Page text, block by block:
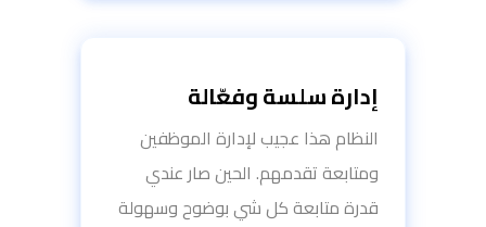
إدارة سلسة وفعّالة
النظام هذا عجيب لإدارة الموظفين
ومتابعة تقدمهم. الحين صار عندي
قدرة متابعة كل شي بوضوح وسهولة